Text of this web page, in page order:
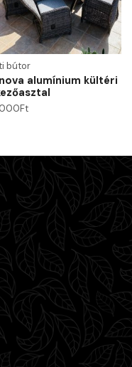
bútor
alumínium kültéri
Ft